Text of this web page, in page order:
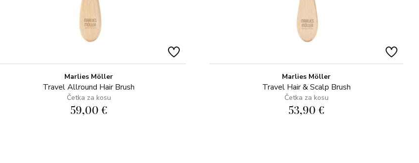
Marlies Möller
Travel Allround Hair Brush
Četka za kosu
59,00 €
Marlies Möller
Travel Hair & Scalp Brush
Četka za kosu
53,90 €